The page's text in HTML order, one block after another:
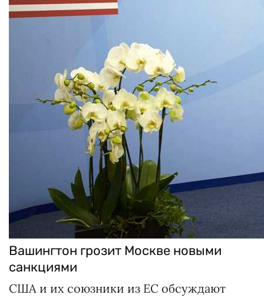
Вашингтон грозит Москве новыми
санкциями
США и их союзники из ЕС обсуждают